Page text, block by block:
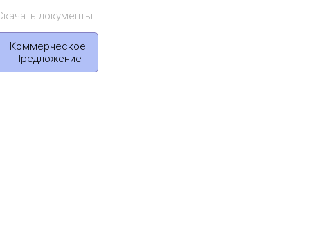
документы:
Коммерческое
Предложение